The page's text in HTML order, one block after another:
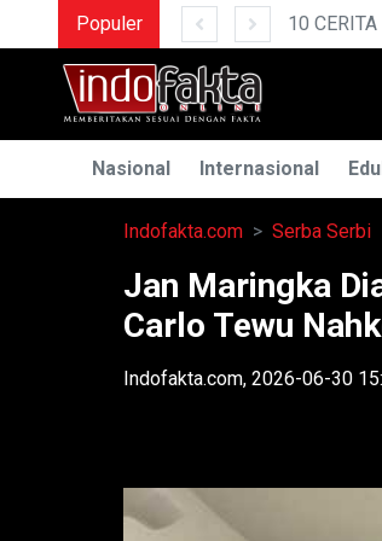
Populer
LUCU PENDEK YANG BIKIN NGAKAK
Nasional Internasional
Indofakta.com Serba Serbi
Jan Maringka
Carlo Tewu
Indofakta.com, 2026-06-30